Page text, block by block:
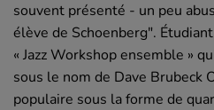
souvent présenté - un peu
élève de Schoenberg".
« Jazz Workshop ensemble »
sous le nom de Dave Brubeck
populaire sous la forme de